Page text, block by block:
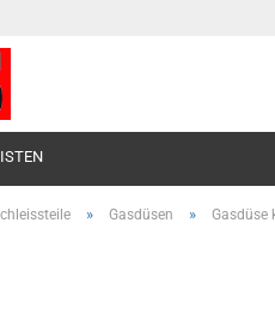
» Gasdüsen » Gasdüse